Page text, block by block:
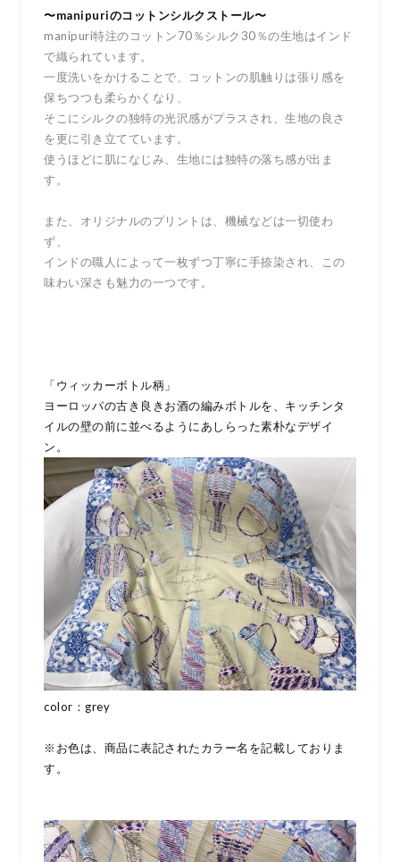
〜manipuriのコットンシルクストール〜
manipuri特注のコットン70％シルク30％の生地はインド
で織られています。
一度洗いをかけることで、コットンの肌触りは張り感を
保ちつつも柔らかくなり、
そこにシルクの独特の光沢感がプラスされ、生地の良さ
を更に引き立てています。
使うほどに肌になじみ、生地には独特の落ち感が出ま
す。
また、オリジナルのプリントは、機械などは一切使わ
ず、
インドの職人によって一枚ずつ丁寧に手捺染され、この
味わい深さも魅力の一つです。
「ウィッカーボトル柄」
ヨーロッパの古き良きお酒の編みボトルを、キッチンタ
イルの壁の前に並べるようにあしらった素朴なデザイ
ン。
color：grey
※お色は、商品に表記されたカラー名を記載しておりま
す。